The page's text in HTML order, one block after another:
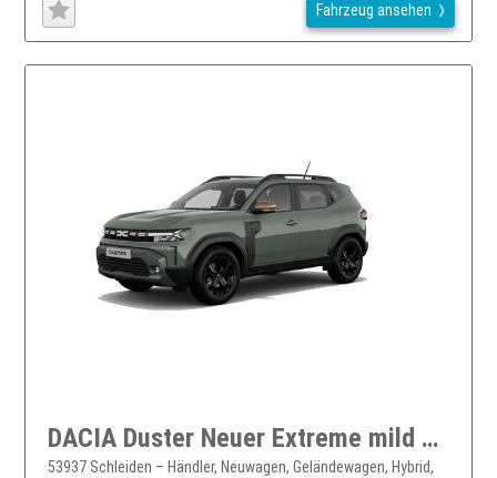
Fahrzeug ansehen
DACIA Duster Neuer Extreme mild hybrid 140
53937 Schleiden – Händler, Neuwagen, Geländewagen, Hybrid,